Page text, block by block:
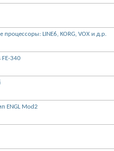
LINE6, KORG, VOX и д.р.
340
ENGL Mod2